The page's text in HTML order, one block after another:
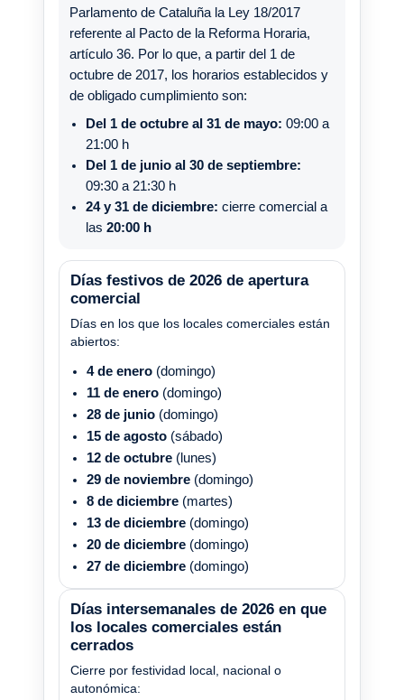
Parlamento de Cataluña la Ley 18/2017
referente al Pacto de la Reforma Horaria,
artículo 36. Por lo que, a partir del 1 de
octubre de 2017, los horarios establecidos y
de obligado cumplimiento son:
Del 1 de octubre al 31 de mayo: 09:00 a
21:00 h
Del 1 de junio al 30 de septiembre:
09:30 a 21:30 h
24 y 31 de diciembre: cierre comercial a
las 20:00 h
Días festivos de 2026 de apertura
comercial
Días en los que los locales comerciales están
abiertos:
4 de enero (domingo)
11 de enero (domingo)
28 de junio (domingo)
15 de agosto (sábado)
12 de octubre (lunes)
29 de noviembre (domingo)
8 de diciembre (martes)
13 de diciembre (domingo)
20 de diciembre (domingo)
27 de diciembre (domingo)
Días intersemanales de 2026 en que
los locales comerciales están
cerrados
Cierre por festividad local, nacional o
autonómica: